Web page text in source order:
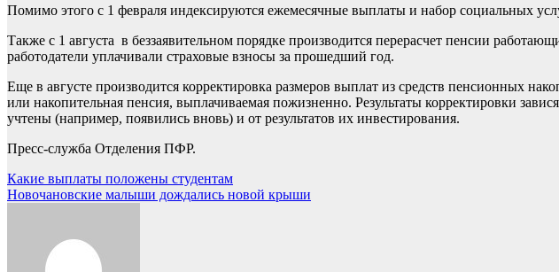
Помимо этого с 1 февраля индексируются ежемесячные выплаты и набор социальных
Также с 1 августа в беззаявительном порядке производится перерасчет пенсии
работодатели уплачивали страховые взносы за прошедший год.
Еще в августе производится корректировка размеров выплат из средств пенсионных
или накопительная пенсия, выплачиваемая пожизненно. Результаты корректировки
учтены (например, появились вновь) и от результатов их инвестирования.
Пресс-служба Отделения ПФР.
Навигация
по
Какие выплаты положены студентам
Новочановские малыши дождались новой крыши